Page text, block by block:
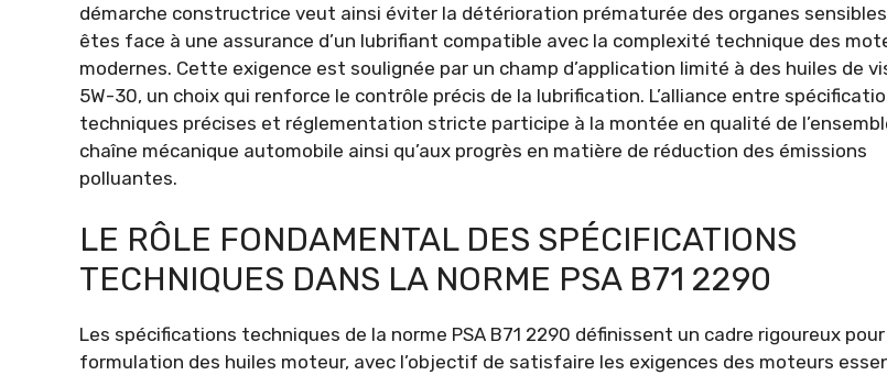
démarche constructrice veut ainsi éviter la détérioration prématurée des organes
êtes face à une assurance d’un lubrifiant compatible avec la complexité technique des
modernes. Cette exigence est soulignée par un champ d’application limité à des huiles de
5W-30, un choix qui renforce le contrôle précis de la lubrification. L’alliance entre
techniques précises et réglementation stricte participe à la montée en qualité de
chaîne mécanique automobile ainsi qu’aux progrès en matière de réduction des émissions
polluantes.
LE RÔLE FONDAMENTAL DES SPÉCIFICATIONS
TECHNIQUES DANS LA NORME PSA B71 2290
Les spécifications techniques de la norme PSA B71 2290 définissent un cadre rigoureux pour
formulation des huiles moteur, avec l’objectif de satisfaire les exigences des moteurs